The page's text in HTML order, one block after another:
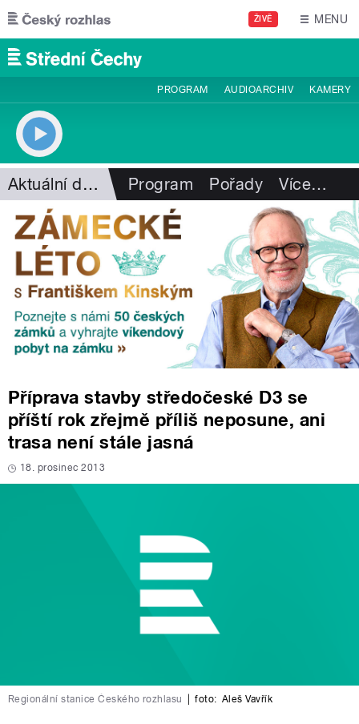
Přejít k hlavnímu obsahu
ŽIVĚ MENU
PROGRAM AUDIOARCHIV KAMERY
Aktuální dění Program Pořady Více…
Příprava stavby středočeské D3 se
příští rok zřejmě příliš neposune, ani
trasa není stále jasná
18. prosinec 2013
Regionální stanice Českého rozhlasu foto: Aleš Vavřík